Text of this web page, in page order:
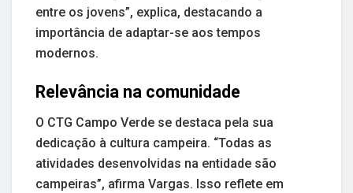
entre os jovens”, explica, destacando a
importância de adaptar-se aos tempos
modernos.
Relevância na comunidade
O CTG Campo Verde se destaca pela sua
dedicação à cultura campeira. “Todas as
atividades desenvolvidas na entidade são
campeiras”, afirma Vargas. Isso reflete em